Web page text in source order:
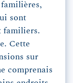
sont
familiers.
Cette
sur
comprenais